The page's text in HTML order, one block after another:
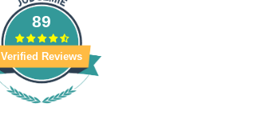
89
Verified Reviews